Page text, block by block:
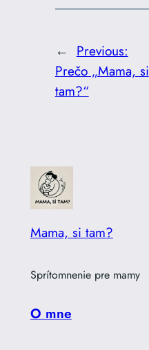
← Previous:
Prečo „Mama, si
tam?“
Mama, si tam?
Sprítomnenie pre mamy
O mne